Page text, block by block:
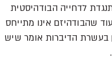
לדחייה הבודהיסטית
שהבודהיזם אינו מתייחס
בעשרת הדיברות אומר שיש